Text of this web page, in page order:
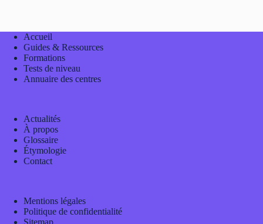
Accueil
Guides & Ressources
Formations
Tests de niveau
Annuaire des centres
Actualités
À propos
Glossaire
Étymologie
Contact
Mentions légales
Politique de confidentialité
Sitemap